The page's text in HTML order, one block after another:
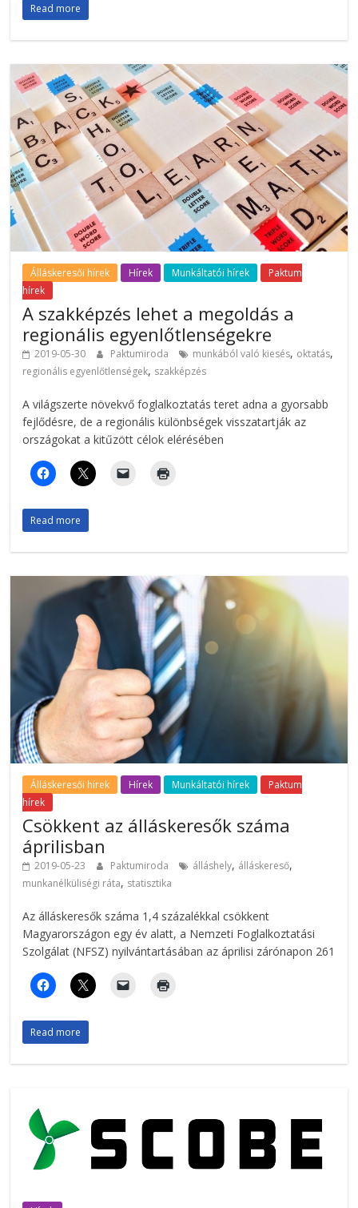
Read more
Álláskeresői hírek Hírek Munkáltatói hírek
Paktum
hírek
A szakképzés lehet a megoldás a
regionális egyenlőtlenségekre
2019-05-30 Paktumiroda munkából való kiesés, oktatás,
regionális egyenlőtlenségek, szakképzés
A világszerte növekvő foglalkoztatás teret adna a gyorsabb
fejlődésre, de a regionális különbségek visszatartják az
országokat a kitűzött célok elérésében
Read more
Álláskeresői hírek Hírek Munkáltatói hírek
Paktum
hírek
Csökkent az álláskeresők száma
áprilisban
2019-05-23 Paktumiroda álláshely, álláskereső,
munkanélküliségi ráta, statisztika
Az álláskeresők száma 1,4 százalékkal csökkent
Magyarországon egy év alatt, a Nemzeti Foglalkoztatási
Szolgálat (NFSZ) nyilvántartásában az áprilisi zárónapon 261
Read more